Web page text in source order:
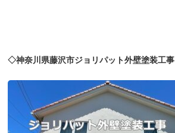
◇神奈川県藤沢市ジョリパット外壁塗装工事